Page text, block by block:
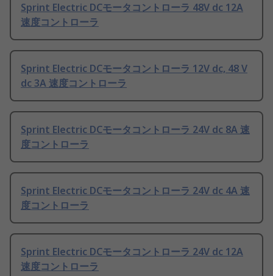
Sprint Electric DCモータコントローラ 48V dc 12A
速度コントローラ
Sprint Electric DCモータコントローラ 12V dc, 48 V
dc 3A 速度コントローラ
Sprint Electric DCモータコントローラ 24V dc 8A 速
度コントローラ
Sprint Electric DCモータコントローラ 24V dc 4A 速
度コントローラ
Sprint Electric DCモータコントローラ 24V dc 12A
速度コントローラ